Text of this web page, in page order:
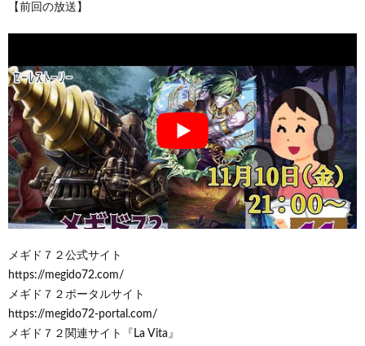
【前回の放送】
メギド７２公式サイト
https://megido72.com/
メギド７２ポータルサイト
https://megido72-portal.com/
メギド７２関連サイト『La Vita』